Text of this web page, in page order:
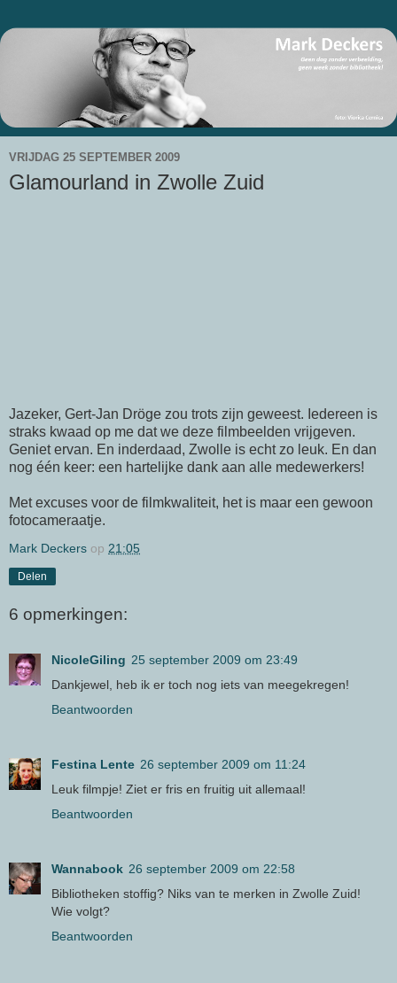
VRIJDAG 25 SEPTEMBER 2009
Glamourland in Zwolle Zuid
Jazeker, Gert-Jan Dröge zou trots zijn geweest. Iedereen is
straks kwaad op me dat we deze filmbeelden vrijgeven.
Geniet ervan. En inderdaad, Zwolle is echt zo leuk. En dan
nog één keer: een hartelijke dank aan alle medewerkers!
Met excuses voor de filmkwaliteit, het is maar een gewoon
fotocameraatje.
Mark Deckers op 21:05
Delen
6 opmerkingen:
NicoleGiling 25 september 2009 om 23:49
Dankjewel, heb ik er toch nog iets van meegekregen!
Beantwoorden
Festina Lente 26 september 2009 om 11:24
Leuk filmpje! Ziet er fris en fruitig uit allemaal!
Beantwoorden
Wannabook 26 september 2009 om 22:58
Bibliotheken stoffig? Niks van te merken in Zwolle Zuid!
Wie volgt?
Beantwoorden